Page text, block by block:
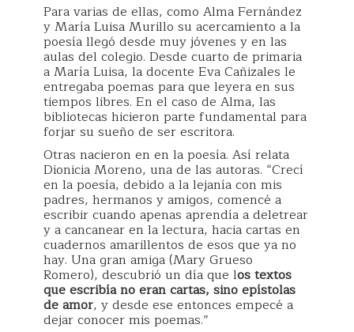
Para varias de ellas, como Alma Fernández
y María Luisa Murillo su acercamiento a la
poesía llegó desde muy jóvenes y en las
aulas del colegio. Desde cuarto de primaria
a María Luisa, la docente Eva Cañizales le
entregaba poemas para que leyera en sus
tiempos libres. En el caso de Alma, las
bibliotecas hicieron parte fundamental para
forjar su sueño de ser escritora.
Otras nacieron en en la poesía. Así relata
Dionicia Moreno, una de las autoras. “Crecí
en la poesía, debido a la lejanía con mis
padres, hermanos y amigos, comencé a
escribir cuando apenas aprendía a deletrear
y a cancanear en la lectura, hacia cartas en
cuadernos amarillentos de esos que ya no
hay. Una gran amiga (Mary Grueso
Romero), descubrió un día que los textos
que escribía no eran cartas, sino epístolas
de amor, y desde ese entonces empecé a
dejar conocer mis poemas.”